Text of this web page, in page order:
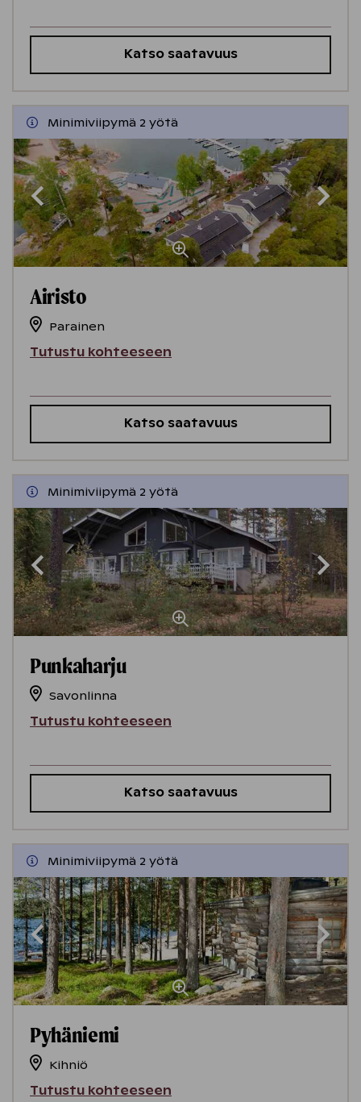
Katso saatavuus
Minimiviipymä 2 yötä
Airisto
Parainen
Tutustu kohteeseen
Katso saatavuus
Minimiviipymä 2 yötä
Punkaharju
Savonlinna
Tutustu kohteeseen
Katso saatavuus
Minimiviipymä 2 yötä
Pyhäniemi
Kihniö
Tutustu kohteeseen